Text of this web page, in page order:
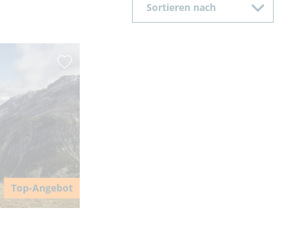
Sortieren nach
Top-Angebot